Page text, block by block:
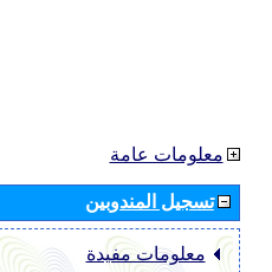
معلومات عامة
تسجيل المندوبين
معلومات مفيدة